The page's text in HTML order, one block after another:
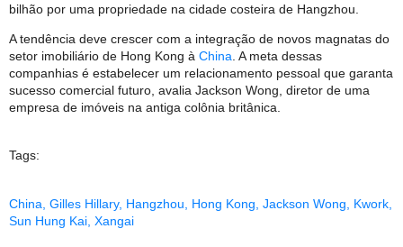
bilhão por uma propriedade na cidade costeira de Hangzhou.
A tendência deve crescer com a integração de novos magnatas do
setor imobiliário de Hong Kong à China . A meta dessas
companhias é estabelecer um relacionamento pessoal que garanta
sucesso comercial futuro, avalia Jackson Wong, diretor de uma
empresa de imóveis na antiga colônia britânica.
Tags:
China Gilles Hillary, Hangzhou Hong Kong Jackson Wong Kwork
Sun Hung Kai Xangai